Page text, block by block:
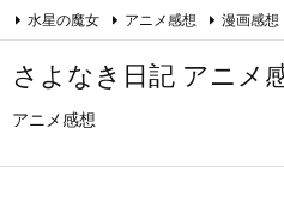
さよなき日記 アニメ
アニメ感想
水星の魔女 アニメ感想 漫画感想